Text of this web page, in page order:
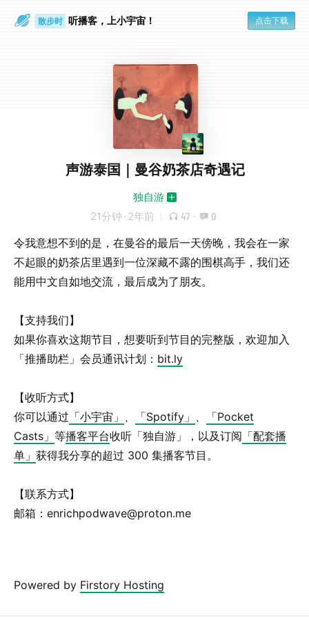
散步时 听播客，上小宇宙！ 点击下载
声游泰国｜曼谷奶茶店奇遇记
独自游
21分钟 · 2年前 47 · 0
令我意想不到的是，在曼谷的最后一天傍晚，我会在一家
不起眼的奶茶店里遇到一位深藏不露的围棋高手，我们还
能用中文自如地交流，最后成为了朋友。
【支持我们】
如果你喜欢这期节目，想要听到节目的完整版，欢迎加入
「推播助栏」会员通讯计划： bit.ly
【收听方式】
你可以通过 「小宇宙」 、 「Spotify」 、
「Pocket
Casts」 等播客平台收听「独自游」，以及订阅 「配套播
单」 获得我分享的超过 300 集播客节目。
【联系方式】
邮箱：enrichpodwave@proton.me
Powered by Firstory Hosting